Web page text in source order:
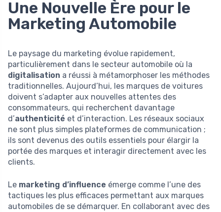
Une Nouvelle Ère pour le
Marketing Automobile
Le paysage du marketing évolue rapidement,
particulièrement dans le secteur automobile où la
digitalisation a réussi à métamorphoser les méthodes
traditionnelles. Aujourd’hui, les marques de voitures
doivent s’adapter aux nouvelles attentes des
consommateurs, qui recherchent davantage
d’authenticité et d’interaction. Les réseaux sociaux
ne sont plus simples plateformes de communication ;
ils sont devenus des outils essentiels pour élargir la
portée des marques et interagir directement avec les
clients.
Le marketing d’influence émerge comme l’une des
tactiques les plus efficaces permettant aux marques
automobiles de se démarquer. En collaborant avec des